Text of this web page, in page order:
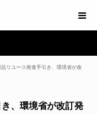
リユース推進手引き、環境省が改
、環境省が改訂発